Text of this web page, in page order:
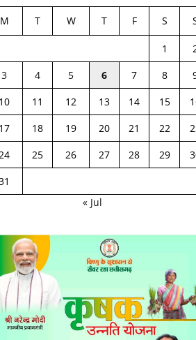
M T W T F S
1
3
4 5 6 7 8
10
11 12 13 14 15
17
18 19 20 21 22
25 26 27 28 29
« Jul